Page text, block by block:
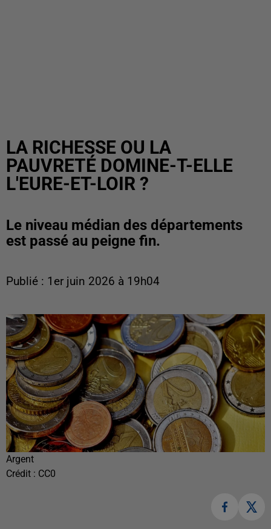
LA RICHESSE OU LA
PAUVRETÉ DOMINE-T-ELLE
L'EURE-ET-LOIR ?
Le niveau médian des départements
est passé au peigne fin.
Publié : 1er juin 2026 à 19h04
Argent
Crédit : CC0